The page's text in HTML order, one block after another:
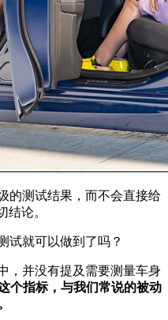
的测试结果，而不会直接给
结论。
试就可以做到了吗？
，并没有提及需要测量车身
个指标，与我们常说的被动